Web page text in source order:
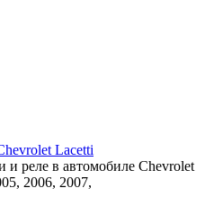
Lacetti
и реле в автомобиле Chevrolet
2006, 2007,